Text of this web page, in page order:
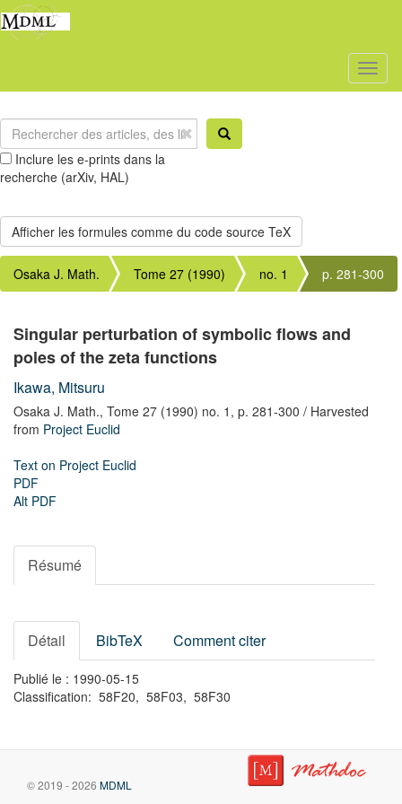
Inclure les e-prints dans la
recherche (arXiv, HAL)
Osaka J. Math. Tome 27 (1990) no. 1 p. 281-300
Singular perturbation of symbolic flows and
poles of the zeta functions
Ikawa, Mitsuru
Osaka J. Math., Tome 27 (1990) no. 1, p. 281-300 / Harvested
from Project Euclid
Text on Project Euclid
PDF
Alt PDF
Résumé
Détail BibTeX Comment citer
Publié le : 1990-05-15
Classification: 58F20, 58F03, 58F30
© 2019 - 2026 MDML